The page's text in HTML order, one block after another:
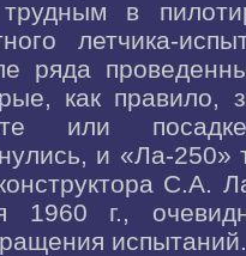
в
летчика-
ряда
как правило,
или
и «Ла-
С.А.
1960 г.,
испытаний.